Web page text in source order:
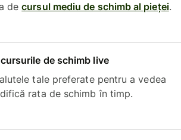
decursul mediu de schimb al pieței.
de schimb live
tale preferate pentru a vedea
rata de schimb în timp.